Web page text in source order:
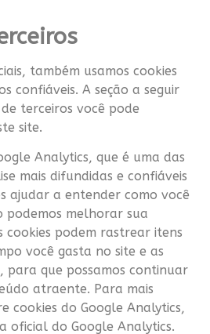
também usamos cookies
confiáveis. A seção a seguir
terceiros você pode
site.
Analytics, que é uma das
mais difundidas e confiáveis
ajudar a entender como você
podemos melhorar sua
cookies podem rastrear itens
você gasta no site e as
para que possamos continuar
atraente. Para mais
cookies do Google Analytics,
oficial do Google Analytics.